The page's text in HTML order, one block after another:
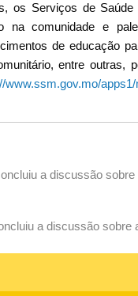
os Serviços de
na comunidade e
de educação
entre outras,
www.ssm.gov.mo/
a discussão
a discussão sobre